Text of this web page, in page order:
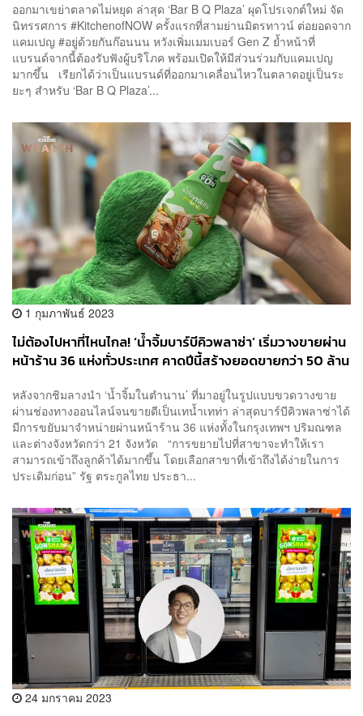
ออกมาเขย่าตลาดไม่หยุด ล่าสุด ‘Bar B Q Plaza’ ผุดโปรเจกต์ใหม่ จัด
นิทรรศการ #KitchenofNOW ครั้งแรกที่สามย่านมิตรทาวน์ ต่อยอดจาก
แคมเปญ #อยู่ด้วยกันก๊อนนน หวังเพิ่มเมมเบอร์ Gen Z ย้ำหน้าที่
แบรนด์จากนี้ต้องรับฟังผู้บริโภค พร้อมเปิดให้มีส่วนร่วมกับแคมเปญ
มากขึ้น เรียกได้ว่าเป็นแบรนด์ที่ออกมาเคลื่อนไหวในตลาดอยู่เป็นระ
ยะๆ สำหรับ ‘Bar B Q Plaza’...
1 กุมภาพันธ์ 2023
ไม่ต้องไปหาที่ไหนไกล! ‘น้ำจิ้มบาร์บีคิวพลาซ่า’ เริ่มวางขายผ่าน
หน้าร้าน 36 แห่งทั่วประเทศ คาดปีนี้สร้างยอดขายกว่า 50 ล้าน
หลังจากชิมลางนำ ‘น้ำจิ้มในตำนาน’ ที่มาอยู่ในรูปแบบขวดวางขาย
ผ่านช่องทางออนไลน์จนขายดีเป็นเทน้ำเทท่า ล่าสุดบาร์บีคิวพลาซ่าได้
มีการขยับมาจำหน่ายผ่านหน้าร้าน 36 แห่งทั้งในกรุงเทพฯ ปริมณฑล
และต่างจังหวัดกว่า 21 จังหวัด “การขยายไปที่สาขาจะทำให้เรา
สามารถเข้าถึงลูกค้าได้มากขึ้น โดยเลือกสาขาที่เข้าถึงได้ง่ายในการ
ประเดิมก่อน” รัฐ ตระกูลไทย ประธา...
24 มกราคม 2023